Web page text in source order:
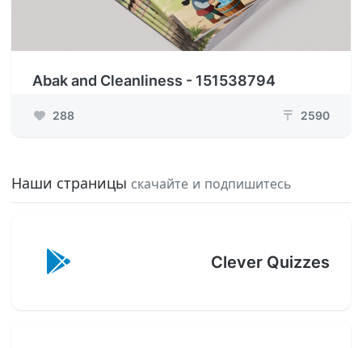
Abak and Cleanliness - 151538794
288 ₸ 2590
Наши страницы скачайте и подпишитесь
Clever Quizzes